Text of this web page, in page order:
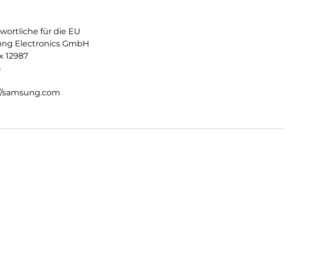
hast und wechselt direkt in den Ruhemodus.
für die EU
Electronics GmbH
12987